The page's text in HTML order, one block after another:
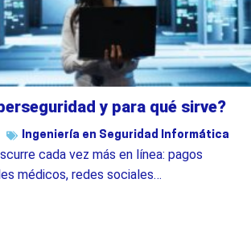
y para qué sirve?
Ingeniería en Seguridad Informática
cada vez más en línea: pagos
médicos, redes sociales…